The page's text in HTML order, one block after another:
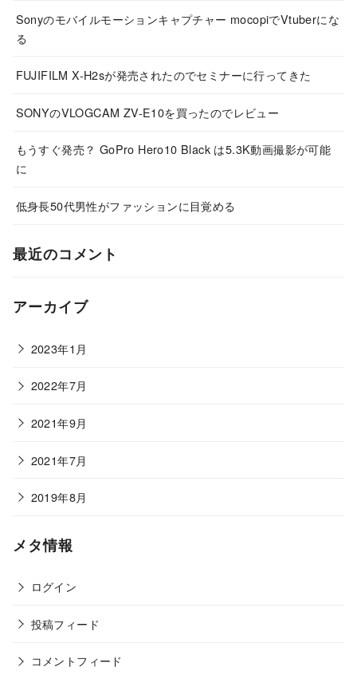
Sonyのモバイルモーションキャプチャー mocopiでVtuberにな
る
FUJIFILM X-H2sが発売されたのでセミナーに行ってきた
SONYのVLOGCAM ZV-E10を買ったのでレビュー
もうすぐ発売？ GoPro Hero10 Black は5.3K動画撮影が可能
に
低身長50代男性がファッションに目覚める
最近のコメント
アーカイブ
2023年1月
2022年7月
2021年9月
2021年7月
2019年8月
メタ情報
ログイン
投稿フィード
コメントフィード